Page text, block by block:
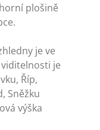
plošině
je ve
je
Říp,
Sněžku
výška